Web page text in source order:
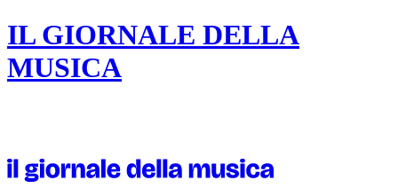
IL GIORNALE DELLA
MUSICA